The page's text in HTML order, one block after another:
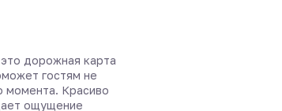
дорожная карта
гостям не
момента. Красиво
ощущение